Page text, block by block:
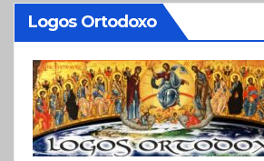
Logos Ortodoxo